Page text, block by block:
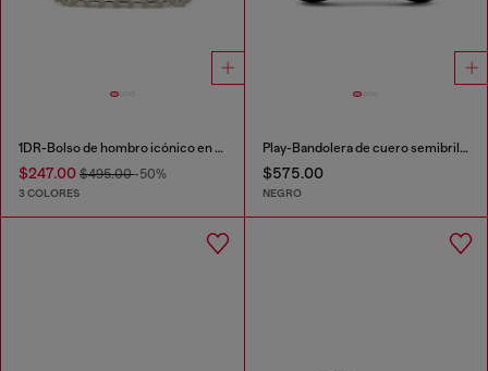
1DR-Bolso de hombro icónico en TPU transparente
$247.00 $495.00-50%
3 COLORES
Play-Bandolera de cuero semibrillante
$575.00
NEGRO